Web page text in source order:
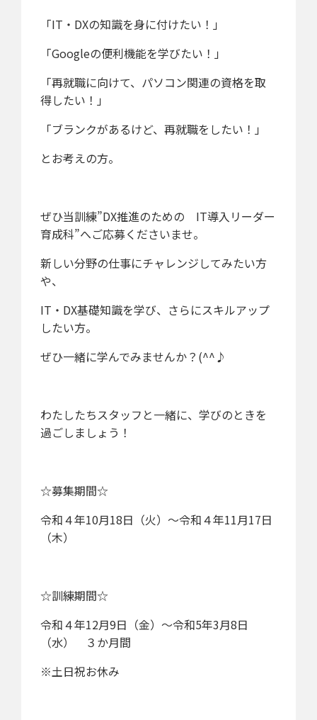
「IT・DXの知識を身に付けたい！」
「Googleの便利機能を学びたい！」
「再就職に向けて、パソコン関連の資格を取
得したい！」
「ブランクがあるけど、再就職をしたい！」
とお考えの方。
ぜひ当訓練”DX推進のための IT導入リーダー
育成科”へご応募くださいませ。
新しい分野の仕事にチャレンジしてみたい方
や、
IT・DX基礎知識を学び、さらにスキルアップ
したい方。
ぜひ一緒に学んでみませんか？(^^♪
わたしたちスタッフと一緒に、学びのときを
過ごしましょう！
☆募集期間☆
令和４年10月18日（火）～令和４年11月17日
（木）
☆訓練期間☆
令和４年12月9日（金）～令和5年3月8日
（水） ３か月間
※土日祝お休み